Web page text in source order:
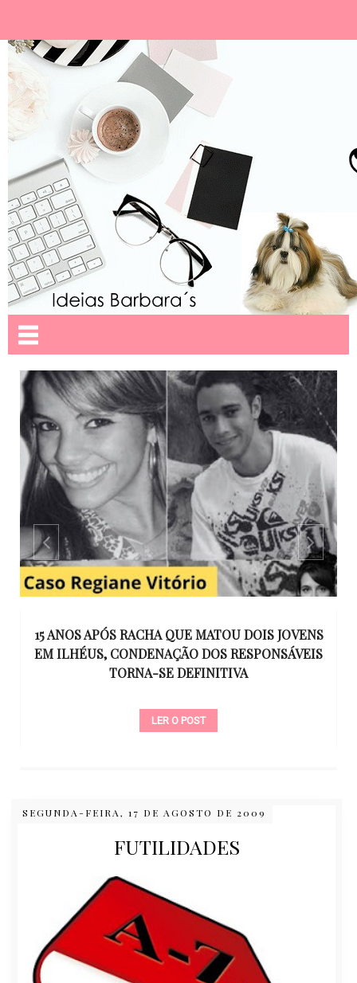
15 ANOS APÓS RACHA QUE MATOU DOIS JOVENS
EM ILHÉUS, CONDENAÇÃO DOS RESPONSÁVEIS
TORNA-SE DEFINITIVA
LER O POST
SEGUNDA-FEIRA, 17 DE AGOSTO DE 2009
FUTILIDADES